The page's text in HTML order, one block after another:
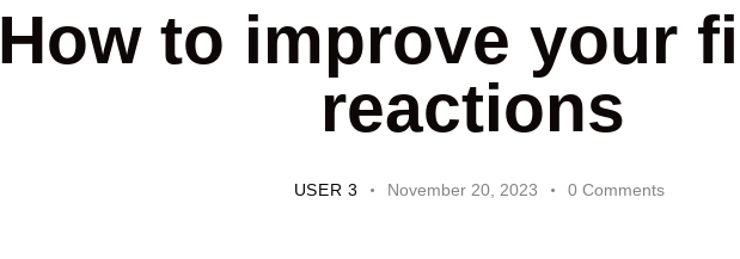
How to improve your
reactions
USER 3 November 20, 2023 0 Comments